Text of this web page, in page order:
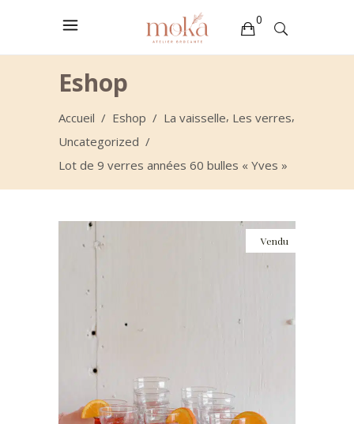
0
Eshop
Accueil / Eshop / La vaisselle, Les verres,
Uncategorized /
Lot de 9 verres années 60 bulles « Yves »
Vendu